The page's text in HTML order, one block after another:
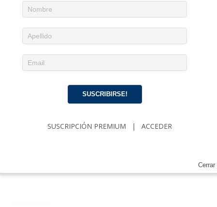
Deja un comentario
Cerrar
SUSCRIBIRSE!
SUSCRIPCIÓN PREMIUM | ACCEDER